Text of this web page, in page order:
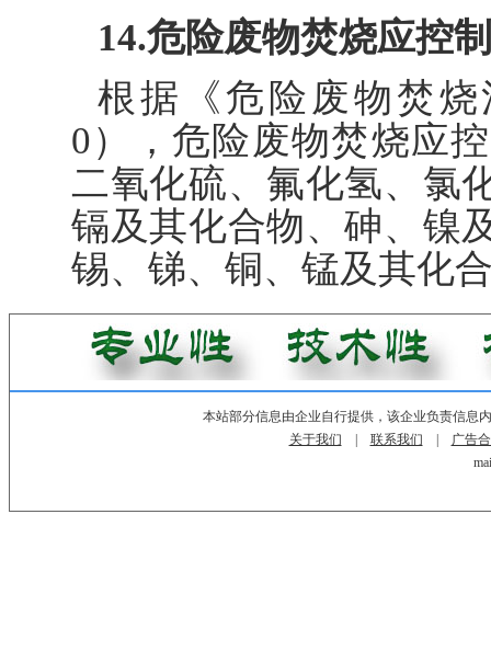
14.危险废物焚烧应控
根据《危险废物焚烧
0），危险废物焚烧应
二氧化硫、氟化氢、氯
镉及其化合物、砷、镍
锡、锑、铜、锰及其化
本站部分信息由企业自行提供，该企业负责信息
关于我们
联系我们
广告